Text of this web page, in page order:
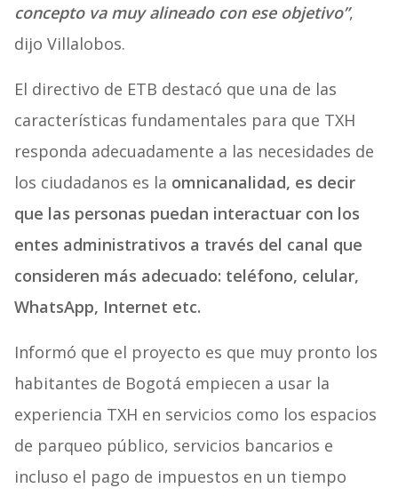
concepto va muy alineado con ese objetivo”,
dijo Villalobos.
El directivo de ETB destacó que una de las
características fundamentales para que TXH
responda adecuadamente a las necesidades de
los ciudadanos es la omnicanalidad, es decir
que las personas puedan interactuar con los
entes administrativos a través del canal que
consideren más adecuado: teléfono, celular,
WhatsApp, Internet etc.
Informó que el proyecto es que muy pronto los
habitantes de Bogotá empiecen a usar la
experiencia TXH en servicios como los espacios
de parqueo público, servicios bancarios e
incluso el pago de impuestos en un tiempo